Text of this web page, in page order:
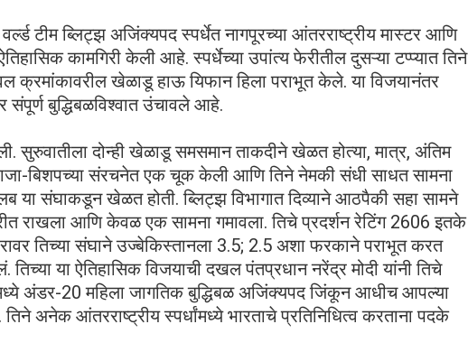
टीम ब्लिट्झ अजिंक्यपद स्पर्धेत नागपूरच्या आंतरराष्ट्रीय मास्टर आणि
कामगिरी केली आहे. स्पर्धेच्या उपांत्य फेरीतील दुसऱ्या टप्प्यात तिने
क्रमांकावरील खेळाडू हाऊ यिफान हिला पराभूत केले. या विजयानंतर
संपूर्ण बुद्धिबळविश्वात उंचावले आहे.
सुरुवातीला दोन्ही खेळाडू समसमान ताकदीने खेळत होत्या, मात्र, अंतिम
राजा-बिशपच्या संरचनेत एक चूक केली आणि तिने नेमकी संधी साधत सामना
या संघाकडून खेळत होती. ब्लिट्झ विभागात दिव्याने आठपैकी सहा सामने
राखला आणि केवळ एक सामना गमावला. तिचे प्रदर्शन रेटिंग 2606 इतके
तिच्या संघाने उज्बेकिस्तानला 3.5; 2.5 अशा फरकाने पराभूत करत
या ऐतिहासिक विजयाची दखल पंतप्रधान नरेंद्र मोदी यांनी तिचे
अंडर-20 महिला जागतिक बुद्धिबळ अजिंक्यपद जिंकून आधीच आपल्या
अनेक आंतरराष्ट्रीय स्पर्धांमध्ये भारताचे प्रतिनिधित्व करताना पदके